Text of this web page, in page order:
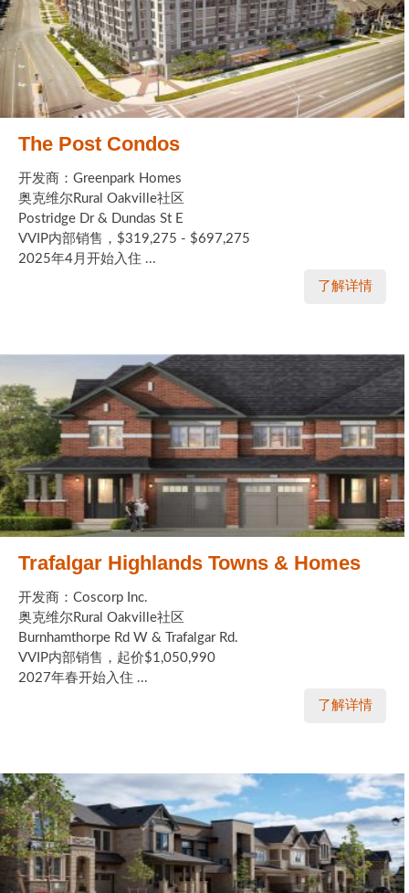
The Post Condos
开发商：Greenpark Homes
奥克维尔Rural Oakville社区
Postridge Dr & Dundas St E
VVIP内部销售，$319,275 - $697,275
2025年4月开始入住 ...
了解详情
Trafalgar Highlands Towns & Homes
开发商：Coscorp Inc.
奥克维尔Rural Oakville社区
Burnhamthorpe Rd W & Trafalgar Rd.
VVIP内部销售，起价$1,050,990
2027年春开始入住 ...
了解详情